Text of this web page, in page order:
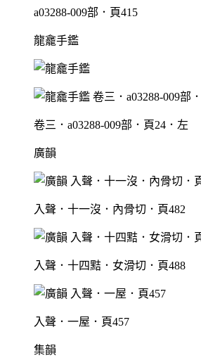
a03288-009部．頁415
龍龕手鑑
卷三．a03288-009部．頁24．左
廣韻
入聲．十一沒．內骨切．頁482
入聲．十四黠．女滑切．頁488
入聲．一屋．頁457
集韻